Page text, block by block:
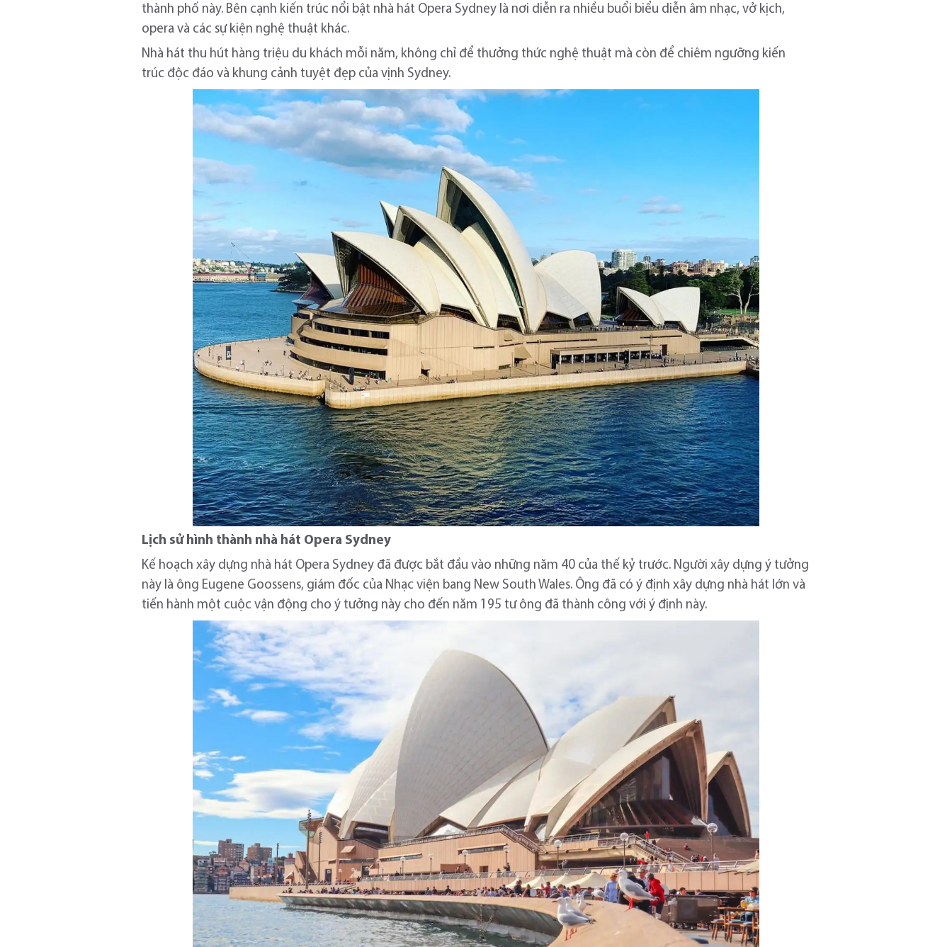
thành phố này. Bên cạnh kiến trúc nổi bật nhà hát Opera Sydney là nơi diễn ra nhiều buổi biểu diễn âm nhạc, vở kịch,
opera và các sự kiện nghệ thuật khác.
Nhà hát thu hút hàng triệu du khách mỗi năm, không chỉ để thưởng thức nghệ thuật mà còn để chiêm ngưỡng kiến
trúc độc đáo và khung cảnh tuyệt đẹp của vịnh Sydney.
Lịch sử hình thành nhà hát Opera Sydney
Kế hoạch xây dựng nhà hát Opera Sydney đã được bắt đầu vào những năm 40 của thế kỷ trước. Người xây dựng ý tưởng
này là ông Eugene Goossens, giám đốc của Nhạc viện bang New South Wales. Ông đã có ý định xây dựng nhà hát lớn và
tiến hành một cuộc vận động cho ý tưởng này cho đến năm 195 tư ông đã thành công với ý định này.